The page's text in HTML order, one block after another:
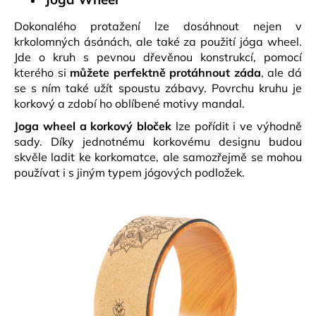
Dokonalého protažení lze dosáhnout nejen v
krkolomných ásánách, ale také za použití jóga wheel.
Jde o kruh s pevnou dřevěnou konstrukcí, pomocí
kterého si můžete perfektně protáhnout záda, ale dá
se s ním také užít spoustu zábavy. Povrchu kruhu je
korkový a zdobí ho oblíbené motivy mandal.
Joga wheel a korkový bloček lze pořídit i ve výhodně
sady. Díky jednotnému korkovému designu budou
skvěle ladit ke korkomatce, ale samozřejmě se mohou
používat i s jiným typem jógových podložek.